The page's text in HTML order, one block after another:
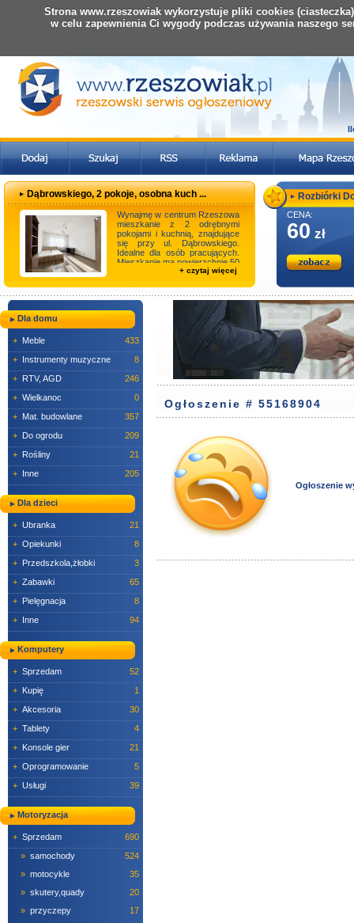
Dąbrowskiego, 2 pokoje, osobna kuch ...
Wynajmę w centrum Rzeszowa
mieszkanie z 2 odrębnymi
pokojami i kuchnią, znajdujące
się przy ul. Dąbrowskiego.
Idealne dla osób pracujących.
Mieszkanie ma powierzchnię 50
+ czytaj więcej
Rozbiórki
CENA:
60 zł
Dla domu
+ Meble
433
+ Instrumenty muzyczne
8
+ RTV, AGD
246
+ Wielkanoc
0
+ Mat. budowlane
357
+ Do ogrodu
209
+ Rośliny
21
+ Inne 205
Dla dzieci
+ Ubranka
21
+ Opiekunki
8
+ Przedszkola,żłobki
3
+ Zabawki
65
+ Pielęgnacja
8
+ Inne 94
Komputery
+ Sprzedam
52
+ Kupię
1
+ Akcesoria
30
+ Tablety
4
+ Konsole gier
21
+ Oprogramowanie
5
+ Usługi 39
Motoryzacja
+ Sprzedam
690
» samochody
524
» motocykle
35
» skutery,quady
20
» przyczepy
17
Ogłoszenie # 55168904
Ogłoszenie
Strona www.rzeszowiak wykorzystuje pliki cookies
w celu zapewnienia Ci wygody podczas używania naszego